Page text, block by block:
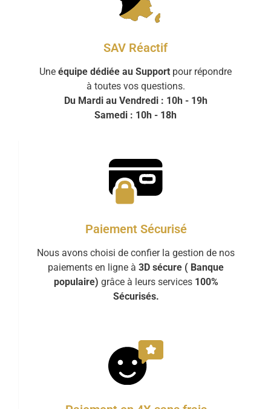
SAV Réactif
Une équipe dédiée au Support pour répondre
à toutes vos questions.
Du Mardi au Vendredi : 10h - 19h
Samedi : 10h - 18h
Paiement Sécurisé
Nous avons choisi de confier la gestion de nos
paiements en ligne à 3D sécure ( Banque
populaire) grâce à leurs services 100%
Sécurisés.